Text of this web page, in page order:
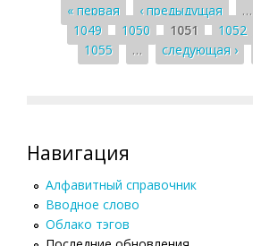
Страницы
« первая ‹ предыдущая …
1049
1050 1051 1052
1055
… следующая ›
Навигация
Алфавитный справочник
Вводное слово
Облако тэгов